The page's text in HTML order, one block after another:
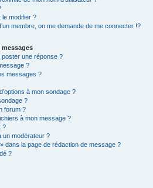
le modifier ?
membre, on me demande de me connecter !?
une réponse ?
?
messages ?
à mon sondage ?
?
forum ?
à mon message ?
?
un modérateur ?
dans la page de rédaction de message ?
?